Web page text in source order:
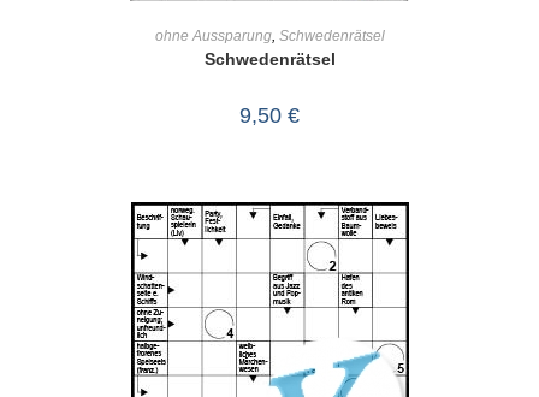
ohne Aussparung, Schwedenrätsel
Schwedenrätsel
9,50 €